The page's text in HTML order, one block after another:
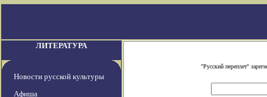
ЛИТЕРАТУРА
Новости русской культуры
Афиша
"Русский переплет"